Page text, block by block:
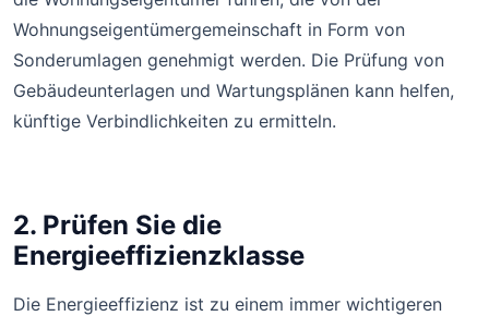
Wohnungseigentümergemeinschaft in Form von
Sonderumlagen genehmigt werden. Die Prüfung von
Gebäudeunterlagen und Wartungsplänen kann helfen,
künftige Verbindlichkeiten zu ermitteln.
2. Prüfen Sie die
Energieeffizienzklasse
Die Energieeffizienz ist zu einem immer wichtigeren